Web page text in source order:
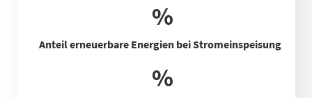
%
Anteil erneuerbare Energien bei Stromeinspeisung
%